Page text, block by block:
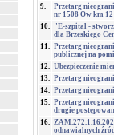
9.
Przetarg
nr 1508 Ow km
10. "E-szpital -
dla Brzeskiego
11. Przetarg
publicznej na
12. Ubezpieczenie
13. Przetarg
14. Przetarg
15. Przetarg
drugie
16.
odnawialnych